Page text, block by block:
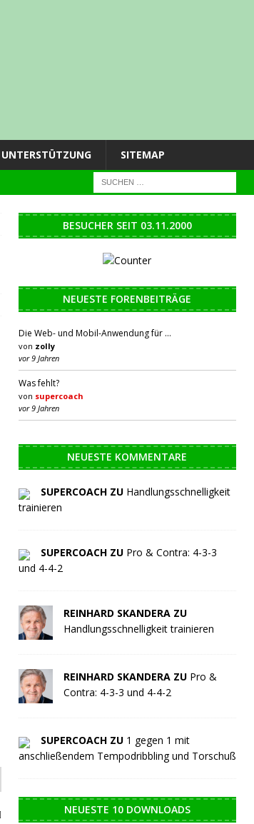
UNTERSTÜTZUNG SITEMAP
BESUCHER SEIT 03.11.2000
NEUESTE FORENBEITRÄGE
Die Web- und Mobil-Anwendung für …
von zolly
vor 9 Jahren
Was fehlt?
von supercoach
vor 9 Jahren
NEUESTE KOMMENTARE
SUPERCOACH ZU Handlungsschnelligkeit
trainieren
SUPERCOACH ZU Pro & Contra: 4-3-3
und 4-4-2
REINHARD SKANDERA ZU
Handlungsschnelligkeit trainieren
REINHARD SKANDERA ZU Pro &
Contra: 4-3-3 und 4-4-2
SUPERCOACH ZU 1 gegen 1 mit
anschließendem Tempodribbling und Torschuß
NEUESTE 10 DOWNLOADS